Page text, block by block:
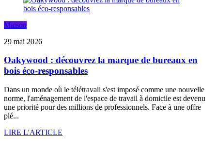
Maison
29 mai 2026
Oakywood : découvrez la marque de bureaux en
bois éco-responsables
Dans un monde où le télétravail s'est imposé comme une nouvelle
norme, l'aménagement de l'espace de travail à domicile est devenu
une priorité pour des millions de professionnels. Face à une offre
plé...
LIRE L'ARTICLE